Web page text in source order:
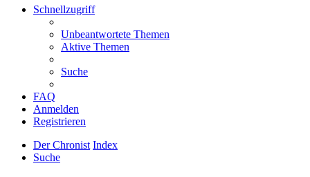
Schnellzugriff
Unbeantwortete Themen
Aktive Themen
Suche
FAQ
Anmelden
Registrieren
Der Chronist Index
Suche